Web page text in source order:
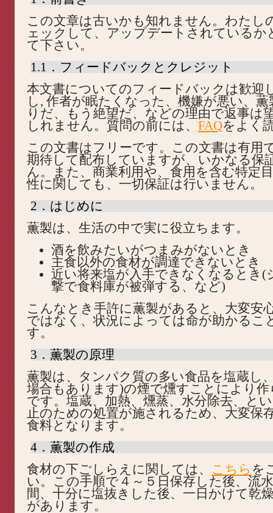
この文章は古いかも知れません。わたし
ェックして、アップデートされているか
て下さい。
1.1．フィードバックとクレジット
本文書についてのフィードバックは歓迎
し, 作者が眠たくなった、機嫌が悪い、
りだ、もう絶望だ、などの理由で返事は
しれません。質問の前には、 FAQをよく
この文書はフリーです。この文書は有用
期待して配布していますが、いかなる保
ん。また、商業利用や、食用を含む特定
性に関しても、一切保証は行いません。
2．はじめに
薫製は、生活の中で実に役立ちます。
酒を飲みたいがつまみがないとき
主食以外の食材が調達できないとき
近い将来塩が入手できなくなるとき(
撃で食料庫が被弾する、など)
こんなとき手許に薫製があると、大変安
ではなく、状況によっては命が助かるこ
す。
3．薫製の原理
薫製は、タンパク質の多い食品を塩蔵し
場合もあります)の煙で燻すことにより作
です。塩蔵、加熱、燻蒸、水分除去、と
止のための処置が施されるため、大変保
食料となります。
4．薫製の作成
食材の下ごしらえに関しては、 こちら を
い。この手順で４～５日保存した後、流
間、十分に塩抜きした後、一日かけて乾
があります。